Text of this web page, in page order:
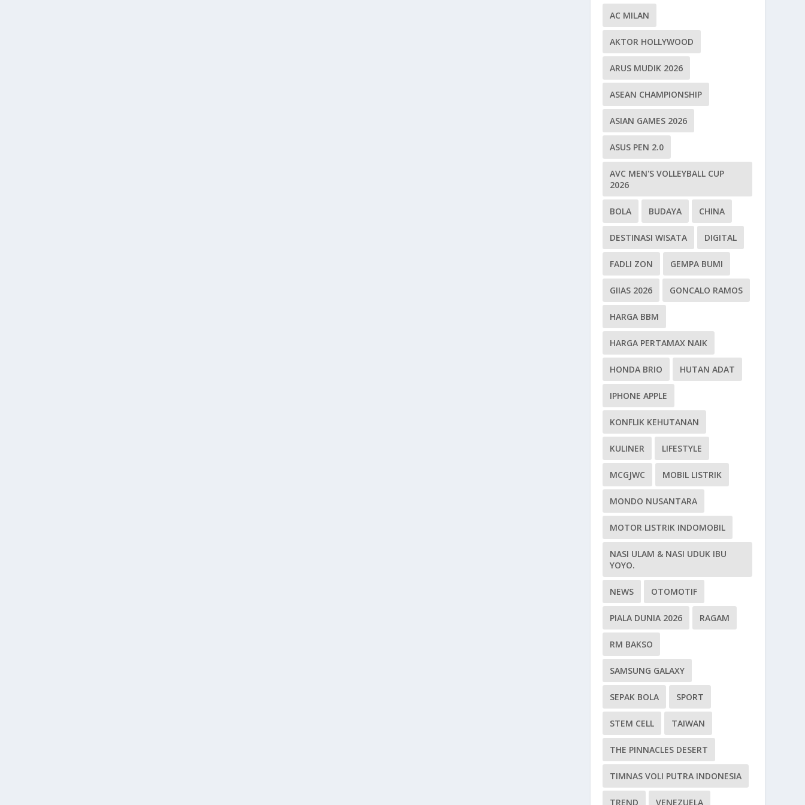
AC MILAN
AKTOR HOLLYWOOD
ARUS MUDIK 2026
ASEAN CHAMPIONSHIP
ASIAN GAMES 2026
ASUS PEN 2.0
AVC MEN'S VOLLEYBALL CUP
2026
BOLA BUDAYA CHINA
DESTINASI WISATA DIGITAL
FADLI ZON GEMPA BUMI
GIIAS 2026 GONCALO RAMOS
HARGA BBM
HARGA PERTAMAX NAIK
HONDA BRIO HUTAN ADAT
IPHONE APPLE
KONFLIK KEHUTANAN
KULINER LIFESTYLE
MCGJWC MOBIL LISTRIK
MONDO NUSANTARA
MOTOR LISTRIK INDOMOBIL
NASI ULAM & NASI UDUK IBU
YOYO.
NEWS OTOMOTIF
PIALA DUNIA 2026 RAGAM
RM BAKSO
SAMSUNG GALAXY
SEPAK BOLA SPORT
STEM CELL TAIWAN
THE PINNACLES DESERT
TIMNAS VOLI PUTRA INDONESIA
TREND VENEZUELA